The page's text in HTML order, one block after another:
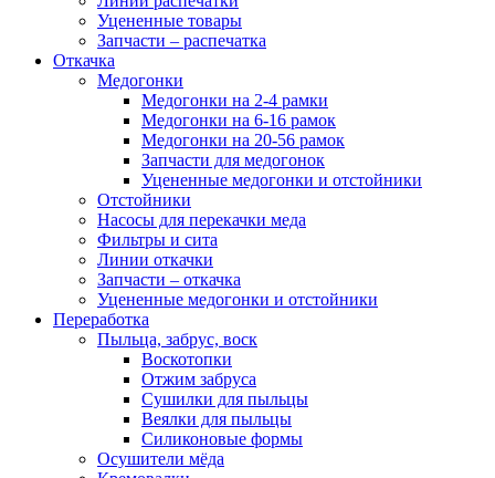
Уцененные товары
Запчасти – распечатка
Откачка
Медогонки
Медогонки на 2-4 рамки
Медогонки на 6-16 рамок
Медогонки на 20-56 рамок
Запчасти для медогонок
Уцененные медогонки и отстойники
Отстойники
Насосы для перекачки меда
Фильтры и сита
Линии откачки
Запчасти – откачка
Уцененные медогонки и отстойники
Переработка
Пыльца, забрус, воск
Воскотопки
Отжим забруса
Сушилки для пыльцы
Веялки для пыльцы
Силиконовые формы
Осушители мёда